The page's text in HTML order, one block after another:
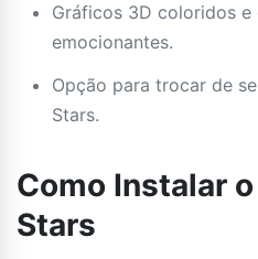
Gráficos 3D coloridos e
emocionantes.
Opção para trocar de
Stars.
Como Instalar
Stars